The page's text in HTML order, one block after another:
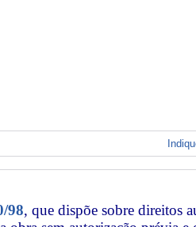
98, que dispõe sobre direitos